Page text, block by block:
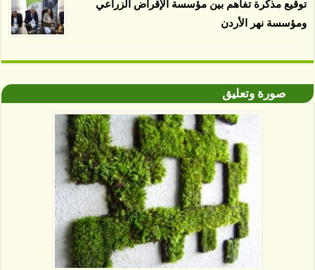
توقيع مذكرة تفاهم بين مؤسسة الإقراض الزراعي
ومؤسسة نهر الأردن
صورة وتعليق